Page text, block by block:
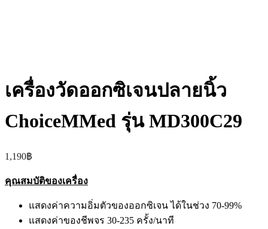
เครื่องวัดออกซิเจนปลายนิ้ว
ChoiceMMed รุ่น MD300C29
1,190฿
คุณสมบัติของเครื่อง
แสดงค่าความอิ่มตัวของออกซิเจน ได้ในช่วง 70-99%
แสดงค่าของชีพจร 30-235 ครั้ง/นาที